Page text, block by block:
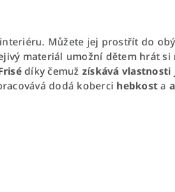
Můžete jej prostřít do
materiál umožní dětem hrát si
díky čemuž získává vlastnosti
dodá koberci hebkost a